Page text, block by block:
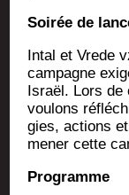
Soi­rée de
Intal et Vrede
cam­pagne
Israël. Lors
vou­lons
gies, actions
mener cette
Pro­gramme